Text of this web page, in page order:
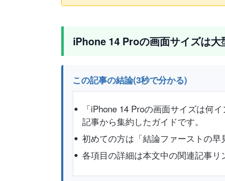
iPhone 14 Proの画面サイズは
この記事の結論(3秒で分かる)
「iPhone 14 Proの画面サイズは何
記事から集約したガイドです。
初めての方は「結論ファーストの早
各項目の詳細は本文中の関連記事リ